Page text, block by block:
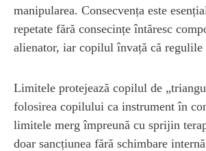
manipularea. Consecvența este
repetate fără consecințe întăresc
alienator, iar copilul învață că regulile
Limitele protejează copilul de
folosirea copilului ca instrument în
limitele merg împreună cu sprijin
doar sancțiunea fără schimbare